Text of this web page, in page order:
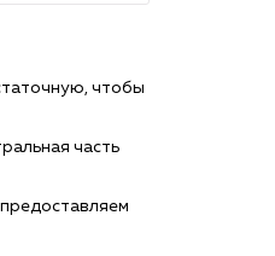
чтобы
часть